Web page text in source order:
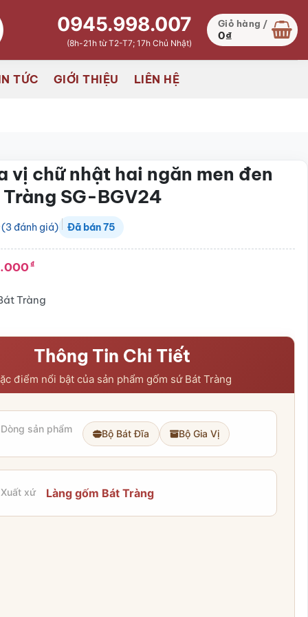
0945.998.007
(8h-21h từ T2-T7; 17h Chủ Nhật)
Giỏ hàng /
0₫
TỨC GIỚI THIỆU LIÊN HỆ
vị chữ nhật hai ngăn men đen
SG-BGV24
(3 đánh giá) Đã bán75
₫
Tràng
Thông Tin Chi Tiết
điểm nổi bật của sản phẩm gốm sứ Bát Tràng
Dòng sản phẩm Bộ Bát Đĩa Bộ Gia Vị
Xuất xứ Làng gốm Bát Tràng